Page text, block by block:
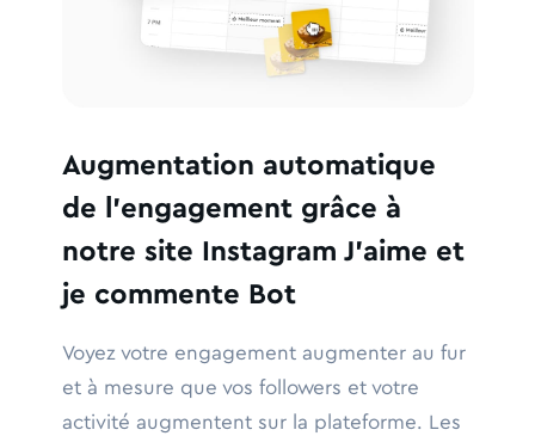
Augmentation automatique
de l'engagement grâce à
notre site Instagram J'aime et
je commente Bot
Voyez votre engagement augmenter au fur
et à mesure que vos followers et votre
activité augmentent sur la plateforme. Les